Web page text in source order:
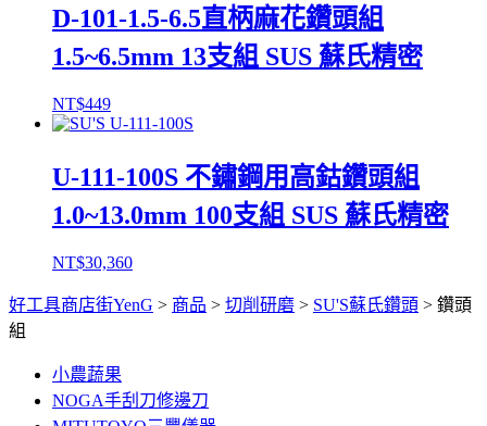
D-101-1.5-6.5直柄麻花鑽頭組
1.5~6.5mm 13支組 SUS 蘇氏精密
NT$449
U-111-100S 不鏽鋼用高鈷鑽頭組
1.0~13.0mm 100支組 SUS 蘇氏精密
NT$30,360
好工具商店街YenG > 商品 > 切削研磨 > SU'S蘇氏鑽頭 > 鑽頭
組
小農蔬果
NOGA手刮刀修邊刀